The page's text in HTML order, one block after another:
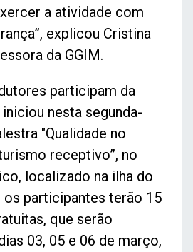
a atividade com
explicou Cristina
da GGIM.
participam da
nesta segunda-
"Qualidade no
receptivo”, no
localizado na ilha do
os participantes terão 15
que serão
03, 05 e 06 de março,